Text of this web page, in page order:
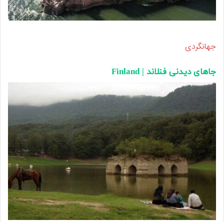
جهانگردی
جاهای دیدنی فنلاند | Finland